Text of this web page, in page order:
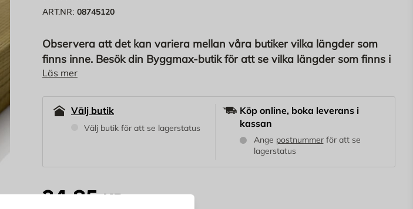
ART.NR: 08745120
Observera att det kan variera mellan våra butiker vilka längder som
finns inne. Besök din Byggmax-butik för att se vilka längder som finns i
lager. Byggmax virke kommer i fallande längder mellan 2,7 m – 5,4 m
Läs mer
Välj butik
Välj butik för att se lagerstatus
Köp online, boka leverans i
kassan
Ange postnummerför att se
lagerstatus
34,95 KR